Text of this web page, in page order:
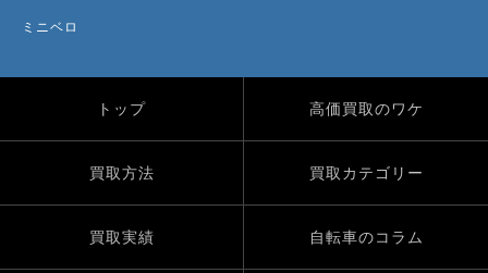
ミニベロ
トップ 高価買取のワケ
買取方法 買取カテゴリー
買取実績 自転車のコラム